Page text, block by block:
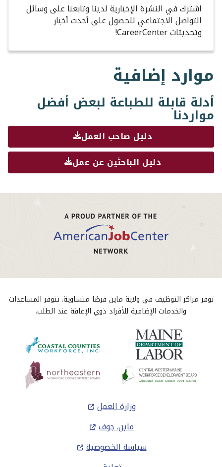
اشترك في النشرة الإخبارية لدينا وتابعنا على وسائل
التواصل الاجتماعي للحصول على أحدث أخبار
وتحديثات CareerCenter!
موارد إضافية
أدلة قابلة للطباعة لبعض أفضل
مواردنا
دليل صاحب العمل
دليل الباحثين عن عمل
توفر مراكز التوظيف في ولاية ماين فرصًا متساوية. تتوفر المساعدات
والخدمات الإضافية للأفراد ذوي الإعاقة عند الطلب.
وزارة العمل
ماين. جوف
سياسة الخصوصية